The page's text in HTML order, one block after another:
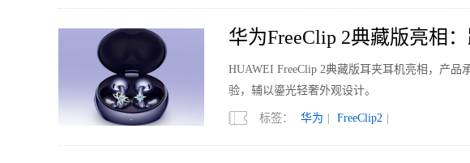
华为FreeClip 2典藏版亮相
体验
HUAWEI FreeClip 2典藏版耳夹耳机亮相，产
验，辅以鎏光轻奢外观设计。
标签： 华为 FreeClip2